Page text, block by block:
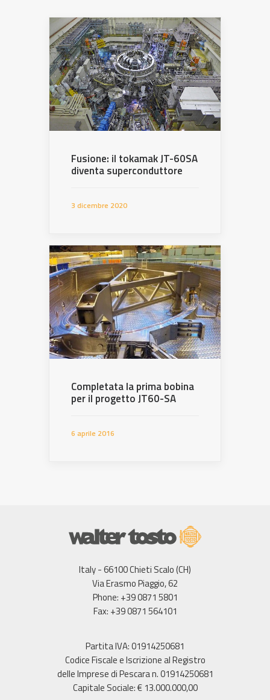
Fusione: il tokamak JT-60SA
diventa superconduttore
3 dicembre 2020
Completata la prima bobina
per il progetto JT60-SA
6 aprile 2016
Italy - 66100 Chieti Scalo (CH)
Via Erasmo Piaggio, 62
Phone: +39 0871 5801
Fax: +39 0871 564101
Partita IVA: 01914250681
Codice Fiscale e Iscrizione al Registro
delle Imprese di Pescara n. 01914250681
Capitale Sociale: € 13.000.000,00